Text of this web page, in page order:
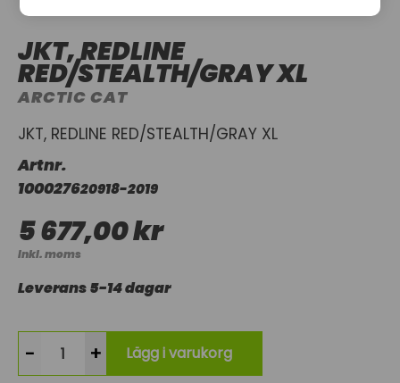
JKT, REDLINE
RED/STEALTH/GRAY XL
ARCTIC CAT
JKT, REDLINE RED/STEALTH/GRAY XL
Artnr.
100027620918-2019
5 677,00 kr
Inkl. moms
Leverans 5-14 dagar
- + Lägg i varukorg